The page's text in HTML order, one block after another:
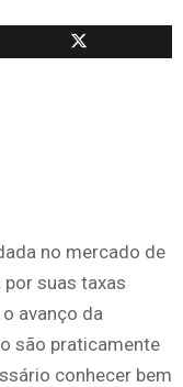
no mercado de
suas taxas
avanço da
são praticamente
conhecer bem